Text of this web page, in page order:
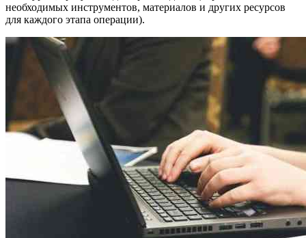
необходимых инструментов, материалов и других ресурсов
для каждого этапа операции).